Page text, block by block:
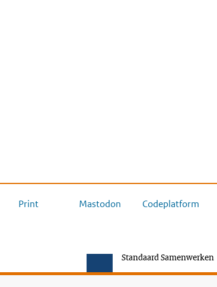
Print Mastodon Codeplatform
Standaard Samenwerken